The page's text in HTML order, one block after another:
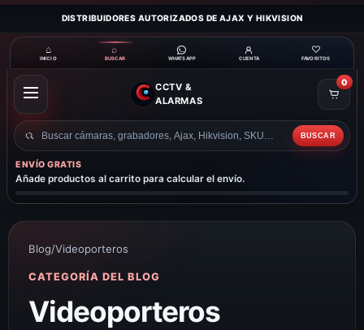
DISTRIBUIDORES AUTORIZADOS DE AJAX Y HIKVISION
⌂
INICIO
⌕
BUSCAR WHATSAPP CUENTA
♡
FAVORITOS
ABRIR
MENÚ
CCTV &
ALARMAS
Buscar
productos
BUSCAR
0
ENVÍO GRATIS
Añade productos al carrito para calcular el envío.
Blog/Videoporteros
CATEGORÍA DEL BLOG
Videoporteros